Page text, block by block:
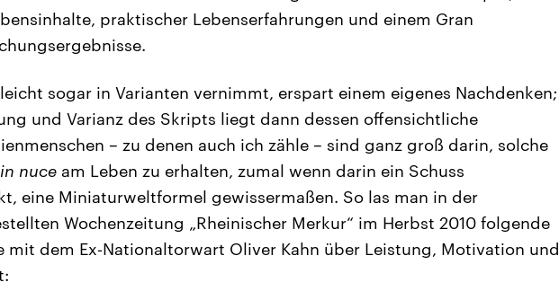
praktischer Lebenserfahrungen und einem Gran
sogar in Varianten vernimmt, erspart einem eigenes Nachdenken;
und Varianz des Skripts liegt dann dessen offensichtliche
– zu denen auch ich zähle – sind ganz groß darin, solche
in nuce am Leben zu erhalten, zumal wenn darin ein Schuss
eine Miniaturweltformel gewissermaßen. So las man in der
Wochenzeitung „Rheinischer Merkur“ im Herbst 2010 folgende
mit dem Ex‑Nationaltorwart Oliver Kahn über Leistung, Motivation und